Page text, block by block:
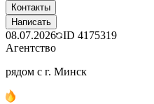
Контакты
Написать
08.07.2026 ID 4175319
Агентство
рядом с г. Минск